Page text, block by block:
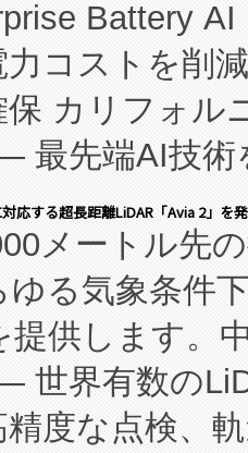
オ医薬品製造
バッチ施設の
イチェーン
が高く、持
用した現地生
用負担を大
幅に拡大する
Continuous
施設設計・
転および知的
Battery
コストを削
カリフォル
最先端AI技術
ンド：本社
）と、エンタ
は、日本にあ
蔵システム（
のAI搭載プラ
運用に至る
応する超長距離LiDAR「Avia 2」を
メートル先
ゆる気象条件
提供します。
世界有数の
度な点検、